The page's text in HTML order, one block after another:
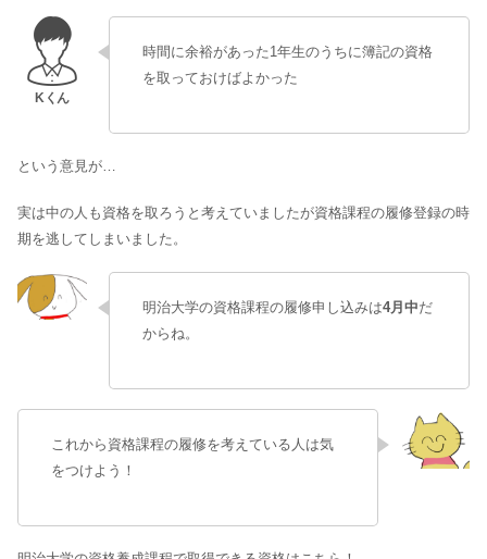
時間に余裕があった1年生のうちに簿記の資格
を取っておけばよかった
という意見が…
実は中の人も資格を取ろうと考えていましたが資格課程の履修登録の時
期を逃して しまいました。
明治大学の資格課程の履修申し込みは4月中だ
からね。
これから資格課程の履修を考えている人は気
をつけよう！